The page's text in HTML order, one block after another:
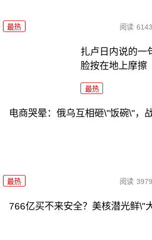
最热 阅读 6143
扎卢日内说的一
脸按在地上摩擦
最热
电商哭晕：俄乌互相砸\"饭碗\"，
最热 阅读 3979
766亿买不来安全？美核潜光鲜\"